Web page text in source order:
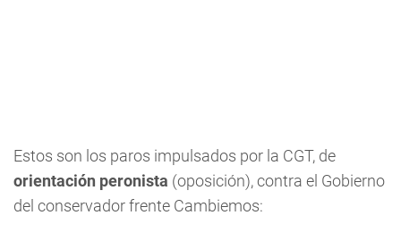
Estos son los paros impulsados por la CGT, de
orientación peronista (oposición), contra el Gobierno
del conservador frente Cambiemos: